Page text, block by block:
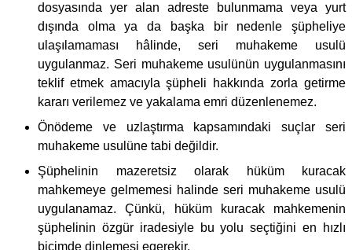
dosyasında yer alan adreste bulunmama veya yurt
dışında olma ya da başka bir nedenle şüpheliye
ulaşılamaması hâlinde, seri muhakeme usulü
uygulanmaz. Seri muhakeme usulünün uygulanmasını
teklif etmek amacıyla şüpheli hakkında zorla getirme
kararı verilemez ve yakalama emri düzenlenemez.
Önödeme ve uzlaştırma kapsamındaki suçlar seri
muhakeme usulüne tabi değildir.
Şüphelinin mazeretsiz olarak hüküm kuracak
mahkemeye gelmemesi halinde seri muhakeme usulü
uygulanamaz. Çünkü, hüküm kuracak mahkemenin
şüphelinin özgür iradesiyle bu yolu seçtiğini en hızlı
biçimde dinlemesi egerekir.